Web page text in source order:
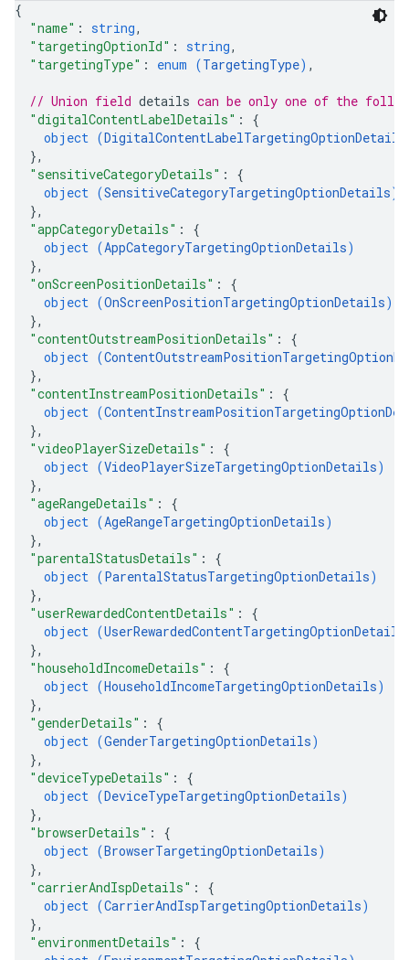
{
"name" : string,
"targetingOptionId" : string,
"targetingType" : enum (TargetingType) ,
// Union field details can be only one of the
"digitalContentLabelDetails" : {
object (DigitalContentLabelTargetingOptionDetails
},
"sensitiveCategoryDetails" : {
object (SensitiveCategoryTargetingOptionDetails)
},
"appCategoryDetails" : {
object (AppCategoryTargetingOptionDetails)
},
"onScreenPositionDetails" : {
object (OnScreenPositionTargetingOptionDetails)
},
"contentOutstreamPositionDetails" : {
object (
},
"contentInstreamPositionDetails" : {
object (
},
"videoPlayerSizeDetails" : {
object (VideoPlayerSizeTargetingOptionDetails)
},
"ageRangeDetails" : {
object (AgeRangeTargetingOptionDetails)
},
"parentalStatusDetails" : {
object (ParentalStatusTargetingOptionDetails)
},
"userRewardedContentDetails" : {
object (UserRewardedContentTargetingOptionDetails
},
"householdIncomeDetails" : {
object (HouseholdIncomeTargetingOptionDetails)
},
"genderDetails" : {
object (GenderTargetingOptionDetails)
},
"deviceTypeDetails" : {
object (DeviceTypeTargetingOptionDetails)
},
"browserDetails" : {
object (BrowserTargetingOptionDetails)
},
"carrierAndIspDetails" : {
object (CarrierAndIspTargetingOptionDetails)
},
"environmentDetails" : {